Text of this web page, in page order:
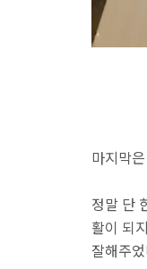
마지막
정말 단
활이 되
잘해주